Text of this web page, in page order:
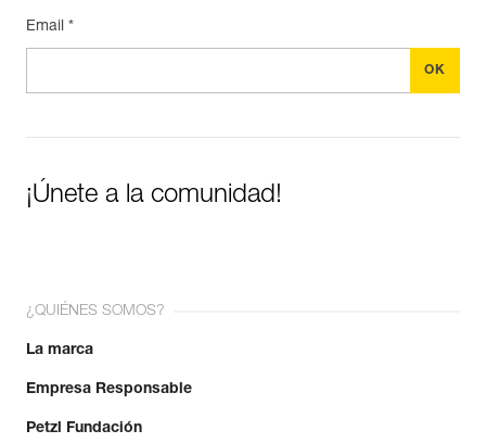
Email *
¡Únete a la comunidad!
¿QUIÉNES SOMOS?
La marca
Empresa Responsable
Petzl Fundación